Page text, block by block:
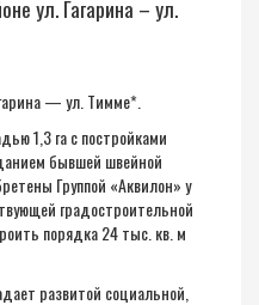
ул. Гагарина – ул.
— ул. Тимме*.
1,3 га с постройками
бывшей швейной
Группой «Аквилон» у
градостроительной
порядка 24 тыс. кв. м
развитой социальной,